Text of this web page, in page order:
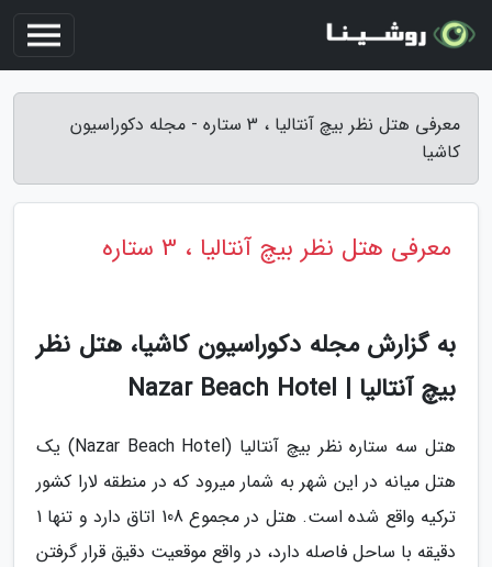
معرفی هتل نظر بیچ آنتالیا ، 3 ستاره - مجله دکوراسیون
کاشیا
معرفی هتل نظر بیچ آنتالیا ، 3 ستاره
به گزارش مجله دکوراسیون کاشیا، هتل نظر
بیچ آنتالیا | Nazar Beach Hotel
هتل سه ستاره نظر بیچ آنتالیا (Nazar Beach Hotel) یک
هتل میانه در این شهر به شمار میرود که در منطقه لارا کشور
ترکیه واقع شده است. هتل در مجموع 108 اتاق دارد و تنها 1
دقیقه با ساحل فاصله دارد، در واقع موقعیت دقیق قرار گرفتن